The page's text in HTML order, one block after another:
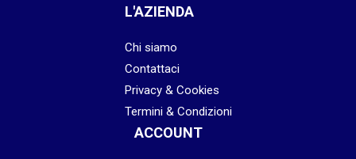
L'AZIENDA
Chi siamo
Contattaci
Privacy & Cookies
Termini & Condizioni
ACCOUNT